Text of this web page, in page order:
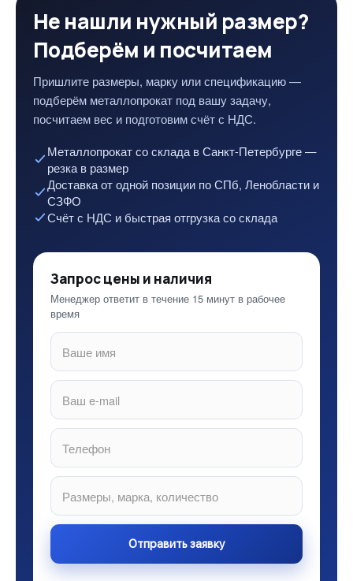
Не нашли нужный размер?
Подберём и посчитаем
Пришлите размеры, марку или спецификацию —
подберём металлопрокат под вашу задачу,
посчитаем вес и подготовим счёт с НДС.
Металлопрокат со склада в Санкт-Петербурге —
резка в размер
Доставка от одной позиции по СПб, Ленобласти и
СЗФО
Счёт с НДС и быстрая отгрузка со склада
Запрос цены и наличия
Менеджер ответит в течение 15 минут в рабочее
время